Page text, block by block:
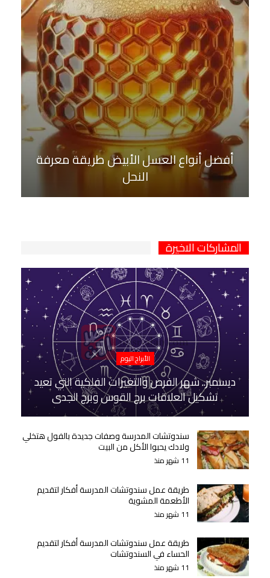
أفضل أنواع العسل الأبيض طريقة معرفة
النحل
المشاركات الاخيرة
الأبراج اليوم
ديسمبر.. شهر الفرص والتغيرات الفلكية التي تعيد
تشكيل العلاقات برج القوس وبرج الجدي
سندوتشات المدرسة وصفات جديدة بالفول هتخلي
ولادك يحبوا الأكل من البيت
11 شهر منذ
طريقة عمل سندوتشات المدرسة أفكار لتقديم
الأطعمة المشوية
11 شهر منذ
طريقة عمل سندوتشات المدرسة أفكار لتقديم
الحساء في السندوتشات
11 شهر منذ